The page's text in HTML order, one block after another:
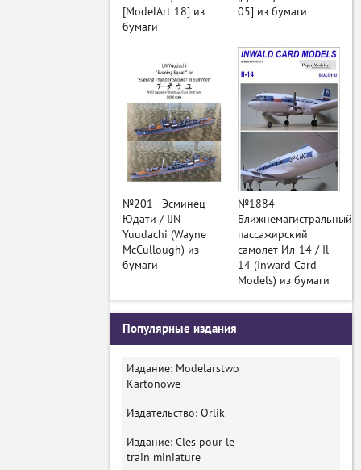
[ModelArt 18] из
бумаги
05] из бумаги
№201 - Эсминец
Юдати / IJN
Yuudachi (Wayne
McCullough) из
бумаги
№1884 -
Ближнемагистральный
пассажирский
самолет Ил-14 / Il-
14 (Inward Card
Models) из бумаги
Популярные издания
Издание: Modelarstwo
Kartonowe
Издательство: Orlik
Издание: Cles pour le
train miniature